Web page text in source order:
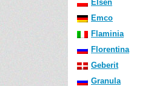
Elsen
Emco
Flaminia
Florentina
Geberit
Granula